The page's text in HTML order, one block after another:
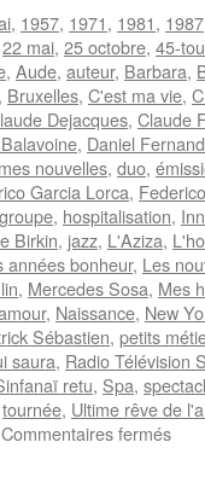
, 1957, 1971, 1981, 1987
22 mai, 25 octobre, 45-
, Aude, auteur, Barbara,
, Bruxelles, C'est ma vie,
Dejacques, Claude
, Daniel
nouvelles, duo,
Garcia Lorca,
groupe, hospitalisation,
Birkin, jazz, L'Aziza,
années bonheur, Les
, Mercedes Sosa, Mes
, Naissance, New
Sébastien, petits
saura, Radio Télévision
retu, Spa,
tournée, Ultime rêve de
Commentaires ferméssur